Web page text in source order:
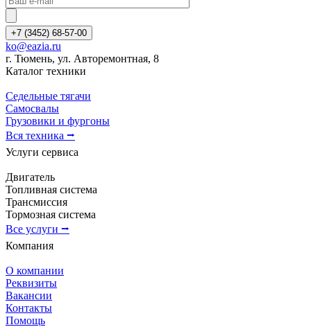
+7 (3452) 68-57-00
ko@eazia.ru
г. Тюмень, ул. Авторемонтная, 8
Каталог техники
Седельные тягачи
Самосвалы
Грузовики и фургоны
Вся техника ⭢
Услуги сервиса
Двигатель
Топливная система
Трансмиссия
Тормозная система
Все услуги ⭢
Компания
О компании
Реквизиты
Вакансии
Контакты
Помощь